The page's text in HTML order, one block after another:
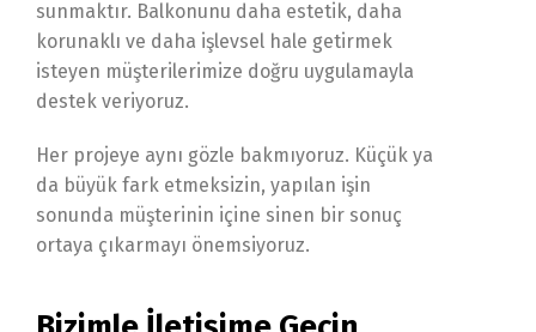
sunmaktır. Balkonunu daha estetik, daha
korunaklı ve daha işlevsel hale getirmek
isteyen müşterilerimize doğru uygulamayla
destek veriyoruz.
Her projeye aynı gözle bakmıyoruz. Küçük ya
da büyük fark etmeksizin, yapılan işin
sonunda müşterinin içine sinen bir sonuç
ortaya çıkarmayı önemsiyoruz.